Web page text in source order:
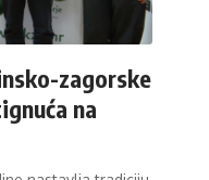
zagorske
na